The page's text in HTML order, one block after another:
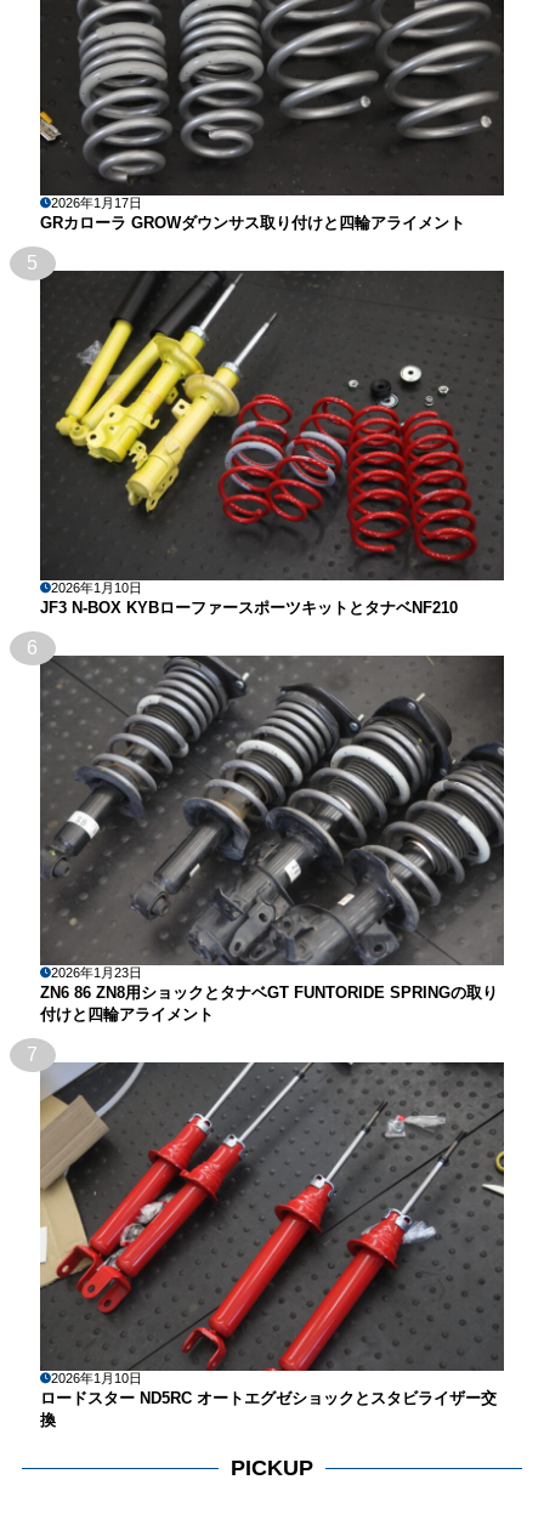
2026年1月17日
GRカローラ GROWダウンサス取り付けと四輪アライメント
5
2026年1月10日
JF3 N-BOX KYBローファースポーツキットとタナベNF210
6
2026年1月23日
ZN6 86 ZN8用ショックとタナベGT FUNTORIDE SPRINGの取り
付けと四輪アライメント
7
2026年1月10日
ロードスター ND5RC オートエグゼショックとスタビライザー交
換
PICKUP